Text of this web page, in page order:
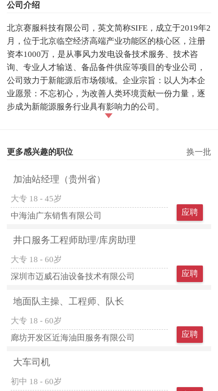
公司介绍
北京赛服科技有限公司，英文简称SIFE，成立于2019年2
月，位于北京临空经济高端产业功能区的核心区，注册
资本1000万，是从事风力发电设备技术服务、技术咨
询、专业人才输送、备品备件供应等项目的专业公司，
公司致力于新能源后市场领域。企业宗旨：以人为本企
业愿景：不忘初心，为改善人类环境贡献一份力量，逐
步成为新能源服务行业具有影响力的公司。
更多感兴趣的职位 换一批
加油站经理（贵州省）
大专 18 - 45岁
中海油广东销售有限公司
应聘
井口服务工程师助理/库房助理
大专 18 - 60岁
深圳市迈威石油设备技术有限公司
应聘
地面队主操、工程师、队长
大专 18 - 60岁
廊坊开发区近海油田服务有限公司
应聘
大车司机
初中 18 - 60岁